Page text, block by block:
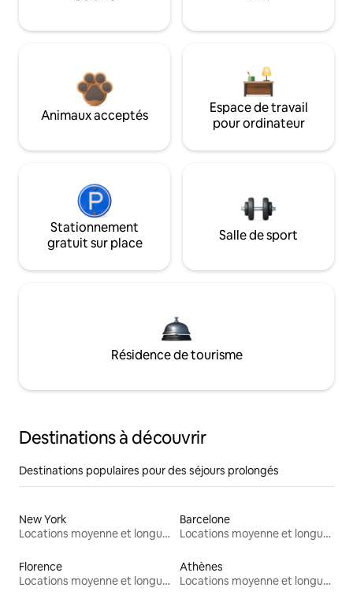
Animaux acceptés
Espace de travail
pour ordinateur
Stationnement
gratuit sur place
Salle de sport
Résidence de tourisme
Destinations à découvrir
Destinations populaires pour des séjours prolongés
New York
Locations moyenne et longue durée
Barcelone
Locations moyenne et longue durée
Florence
Locations moyenne et longue durée
Athènes
Locations moyenne et longue durée